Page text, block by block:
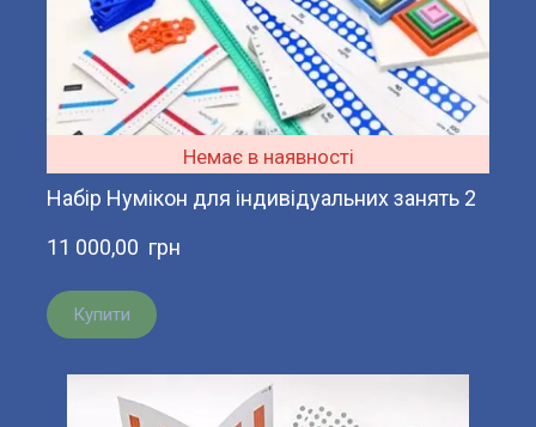
Немає в наявності
Набір Нумікон для індивідуальних занять 2
11 000,00  грн
Купити